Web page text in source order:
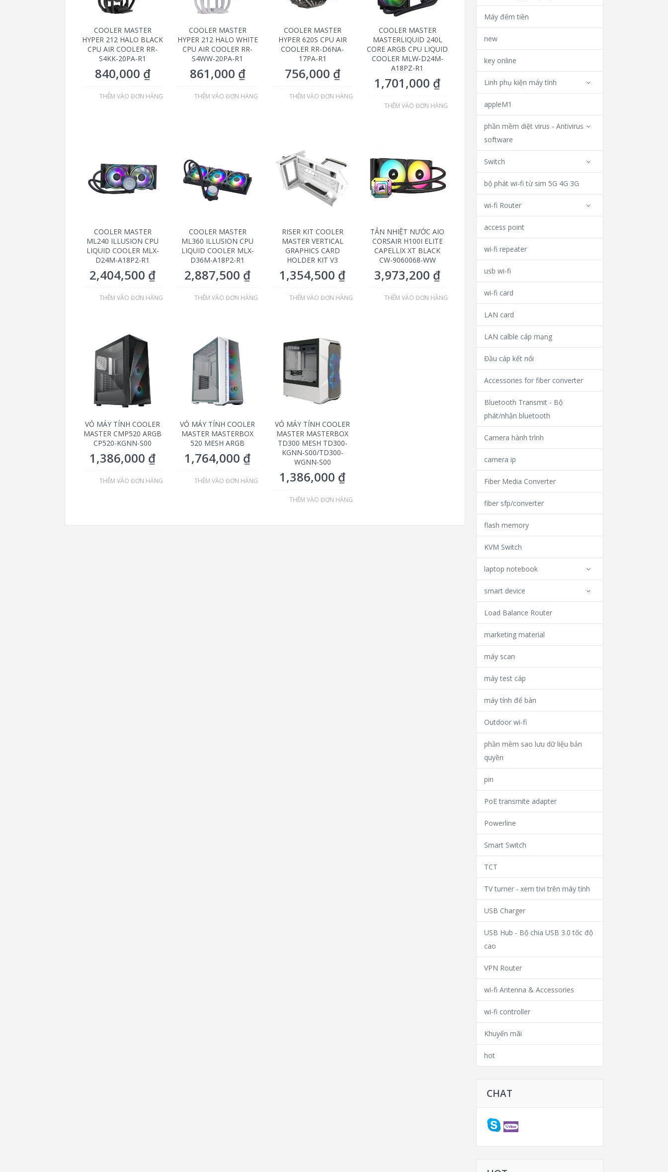
COOLER MASTER
HYPER 212 HALO BLACK
CPU AIR COOLER RR-
S4KK-20PA-R1
840,000 ₫
THÊM VÀO ĐƠN HÀNG
COOLER MASTER
HYPER 212 HALO WHITE
CPU AIR COOLER RR-
S4WW-20PA-R1
861,000 ₫
THÊM VÀO ĐƠN HÀNG
COOLER MASTER
HYPER 620S CPU AIR
COOLER RR-D6NA-
17PA-R1
756,000 ₫
THÊM VÀO ĐƠN HÀNG
COOLER MASTER
MASTERLIQUID 240L
CORE ARGB CPU LIQUID
COOLER MLW-D24M-
A18PZ-R1
1,701,000 ₫
THÊM VÀO ĐƠN HÀNG
COOLER MASTER
ML240 ILLUSION CPU
LIQUID COOLER MLX-
D24M-A18P2-R1
2,404,500 ₫
THÊM VÀO ĐƠN HÀNG
COOLER MASTER
ML360 ILLUSION CPU
LIQUID COOLER MLX-
D36M-A18P2-R1
2,887,500 ₫
THÊM VÀO ĐƠN HÀNG
RISER KIT COOLER
MASTER VERTICAL
GRAPHICS CARD
HOLDER KIT V3
1,354,500 ₫
THÊM VÀO ĐƠN HÀNG
TẢN NHIỆT NƯỚC AIO
CORSAIR H100I ELITE
CAPELLIX XT BLACK
CW-9060068-WW
3,973,200 ₫
THÊM VÀO ĐƠN HÀNG
VỎ MÁY TÍNH COOLER
MASTER CMP520 ARGB
CP520-KGNN-S00
1,386,000 ₫
THÊM VÀO ĐƠN HÀNG
VỎ MÁY TÍNH COOLER
MASTER MASTERBOX
520 MESH ARGB
1,764,000 ₫
THÊM VÀO ĐƠN HÀNG
VỎ MÁY TÍNH COOLER
MASTER MASTERBOX
TD300 MESH TD300-
KGNN-S00/TD300-
WGNN-S00
1,386,000 ₫
THÊM VÀO ĐƠN HÀNG
Máy đếm tiền
new
key online
Linh phụ kiện máy tính
appleM1
phần mềm diệt virus - Antivirus
software
Switch
bộ phát wi-fi từ sim 5G 4G 3G
wi-fi Router
access point
wi-fi repeater
usb wi-fi
wi-fi card
LAN card
LAN calble cáp mạng
Đầu cáp kết nối
Accessories for fiber converter
Bluetooth Transmit - Bộ
phát/nhận bluetooth
Camera hành trình
camera ip
Fiber Media Converter
fiber sfp/converter
flash memory
KVM Switch
laptop notebook
smart device
Load Balance Router
marketing material
máy scan
máy test cáp
máy tính để bàn
Outdoor wi-fi
phần mềm sao lưu dữ liệu bản
quyền
pin
PoE transmite adapter
Powerline
Smart Switch
TCT
TV turner - xem tivi trên máy tính
USB Charger
USB Hub - Bộ chia USB 3.0 tốc độ
cao
VPN Router
wi-fi Antenna & Accessories
wi-fi controller
Khuyến mãi
hot
CHAT